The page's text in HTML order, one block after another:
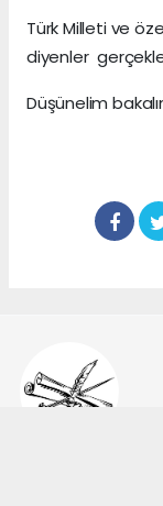
Türk Milleti ve
diyenler
Düşünelim